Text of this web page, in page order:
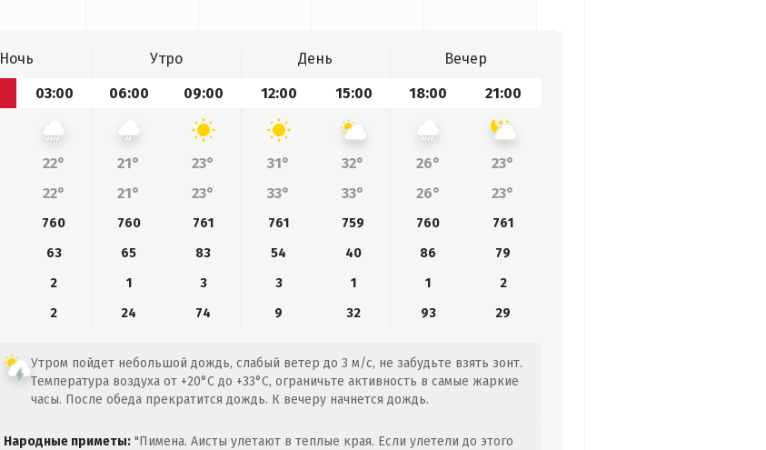
Ночь Утро День
Вечер
03:00 06:00 09:00 12:00 15:00 18:00 21:00
22° 21° 23° 31° 32° 26°
23°
22° 21° 23° 33° 33° 26° 23°
760 760 761 761 759 760
761
63 65 83 54 40 86
79
2 1 3 3 1 1
2
2 24 74 9 32 93 29
Утром пойдет небольшой дождь, слабый ветер до 3 м/с, не забудьте взять зонт.
Температура воздуха от +20°C до +33°C, ограничьте активность в самые жаркие
часы. После обеда прекратится дождь. К вечеру начнется дождь.
Народные приметы: "Пимена. Аисты улетают в теплые края. Если улетели до этого